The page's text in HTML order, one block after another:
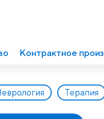
Контрактное
Терапия